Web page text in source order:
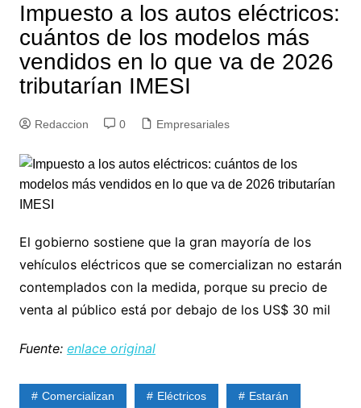
Impuesto a los autos eléctricos:
cuántos de los modelos más
vendidos en lo que va de 2026
tributarían IMESI
Redaccion 0 Empresariales
El gobierno sostiene que la gran mayoría de los
vehículos eléctricos que se comercializan no estarán
contemplados con la medida, porque su precio de
venta al público está por debajo de los US$ 30 mil
Fuente: enlace original
Comercializan Eléctricos Estarán